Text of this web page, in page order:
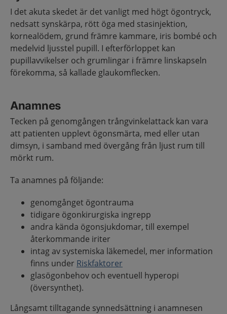
I det akuta skedet är det vanligt med högt ögontryck,
nedsatt synskärpa, rött öga med stasinjektion,
kornealödem, grund främre kammare, iris bombé och
medelvid ljusstel pupill. I efterförloppet kan
pupillavvikelser och grumlingar i främre linskapseln
förekomma, så kallade glaukomflecken.
Anamnes
Tecken på genomgången trångvinkelattack kan vara
att patienten upplevt ögonsmärta, med eller utan
dimsyn, i samband med övergång från ljust rum till
mörkt rum.
Ta anamnes på följande:
genomgånget ögontrauma
tidigare ögonkirurgiska ingrepp
andra kända ögonsjukdomar, till exempel
återkommande iriter
intag av systemiska läkemedel, mer information
finns under Riskfaktorer
glasögonbehov och eventuell hyperopi
(översynthet).
Långsamt tilltagande synnedsättning i anamnesen